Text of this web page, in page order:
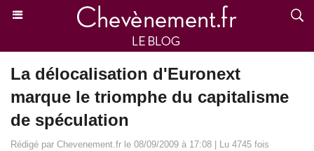
La délocalisation d'Euronext
marque le triomphe du capitalisme
de spéculation
Rédigé par Chevenement.fr le 08/09/2009 à 17:08 | Lu 4745 fois